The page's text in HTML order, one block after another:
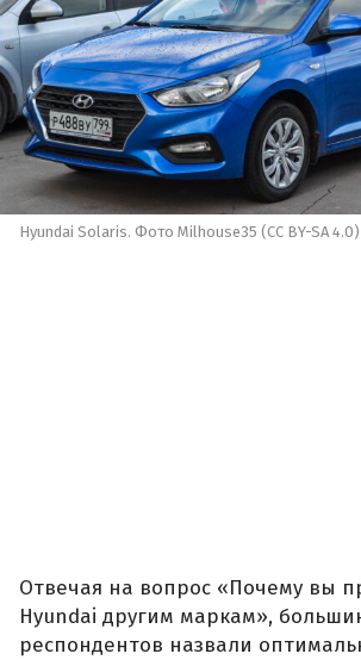
Hyundai Solaris. Фото Milhouse35 (CC BY-SA 4.0)
Отвечая на вопрос «Почему вы
Hyundai другим маркам»,
респондентов назвали